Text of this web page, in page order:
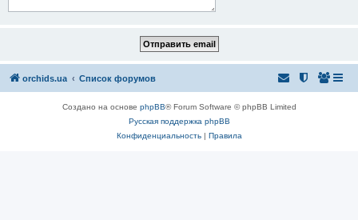
orchids.ua Список форумов
Создано на основе phpBB® Forum Software © phpBB Limited
Русская поддержка phpBB
Конфиденциальность| Правила